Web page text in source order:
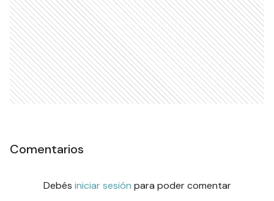
Comentarios
Debés iniciar sesión para poder comentar